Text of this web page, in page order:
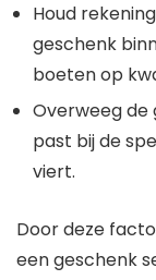
Houd
geschenk
boeten op
Overweeg de
past bij de
viert.
Door deze
een geschenk